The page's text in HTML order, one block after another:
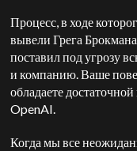
Процесс, в ходе
вывели Грега
поставил под угрозу
и компанию. Ваше
обладаете
OpenAI.
Когда мы все